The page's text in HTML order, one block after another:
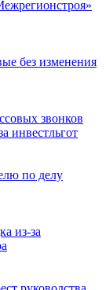
без изменения
звонков
инвестльгот
по делу
из-за